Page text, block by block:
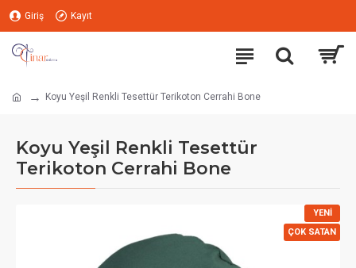
Giriş Kayıt
Koyu Yeşil Renkli Tesettür Terikoton Cerrahi Bone
Koyu Yeşil Renkli Tesettür
Terikoton Cerrahi Bone
YENI
ÇOK SATAN